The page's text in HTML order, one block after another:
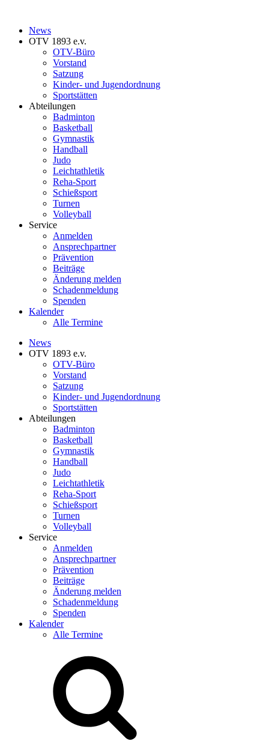
News
OTV 1893 e.v.
OTV-Büro
Vorstand
Satzung
Kinder- und Jugendordnung
Sportstätten
Abteilungen
Badminton
Basketball
Gymnastik
Handball
Judo
Leichtathletik
Reha-Sport
Schießsport
Turnen
Volleyball
Service
Anmelden
Ansprechpartner
Prävention
Beiträge
Änderung melden
Schadenmeldung
Spenden
Kalender
Alle Termine
News
OTV 1893 e.v.
OTV-Büro
Vorstand
Satzung
Kinder- und Jugendordnung
Sportstätten
Abteilungen
Badminton
Basketball
Gymnastik
Handball
Judo
Leichtathletik
Reha-Sport
Schießsport
Turnen
Volleyball
Service
Anmelden
Ansprechpartner
Prävention
Beiträge
Änderung melden
Schadenmeldung
Spenden
Kalender
Alle Termine